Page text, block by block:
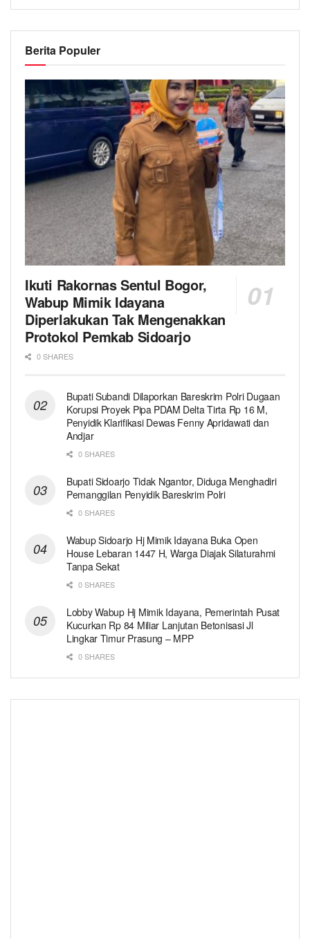
Berita Populer
Ikuti Rakornas Sentul Bogor,
Wabup Mimik Idayana
Diperlakukan Tak Mengenakkan
Protokol Pemkab Sidoarjo
0 SHARES
Bupati Subandi Dilaporkan Bareskrim Polri Dugaan
Korupsi Proyek Pipa PDAM Delta Tirta Rp 16 M,
Penyidik Klarifikasi Dewas Fenny Apridawati dan
Andjar
0 SHARES
Bupati Sidoarjo Tidak Ngantor, Diduga Menghadiri
Pemanggilan Penyidik Bareskrim Polri
0 SHARES
Wabup Sidoarjo Hj Mimik Idayana Buka Open
House Lebaran 1447 H, Warga Diajak Silaturahmi
Tanpa Sekat
0 SHARES
Lobby Wabup Hj Mimik Idayana, Pemerintah Pusat
Kucurkan Rp 84 Miliar Lanjutan Betonisasi Jl
Lingkar Timur Prasung – MPP
0 SHARES